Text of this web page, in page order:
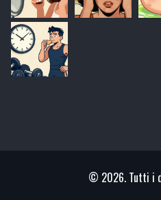
© 2026. Tutti i